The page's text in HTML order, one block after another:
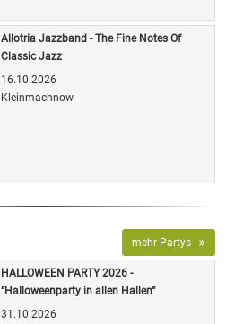
Allotria Jazzband - The Fine Notes Of
Classic Jazz
16.10.2026
Kleinmachnow
mehr Partys
HALLOWEEN PARTY 2026 -
“Halloweenparty in allen Hallen“
31.10.2026